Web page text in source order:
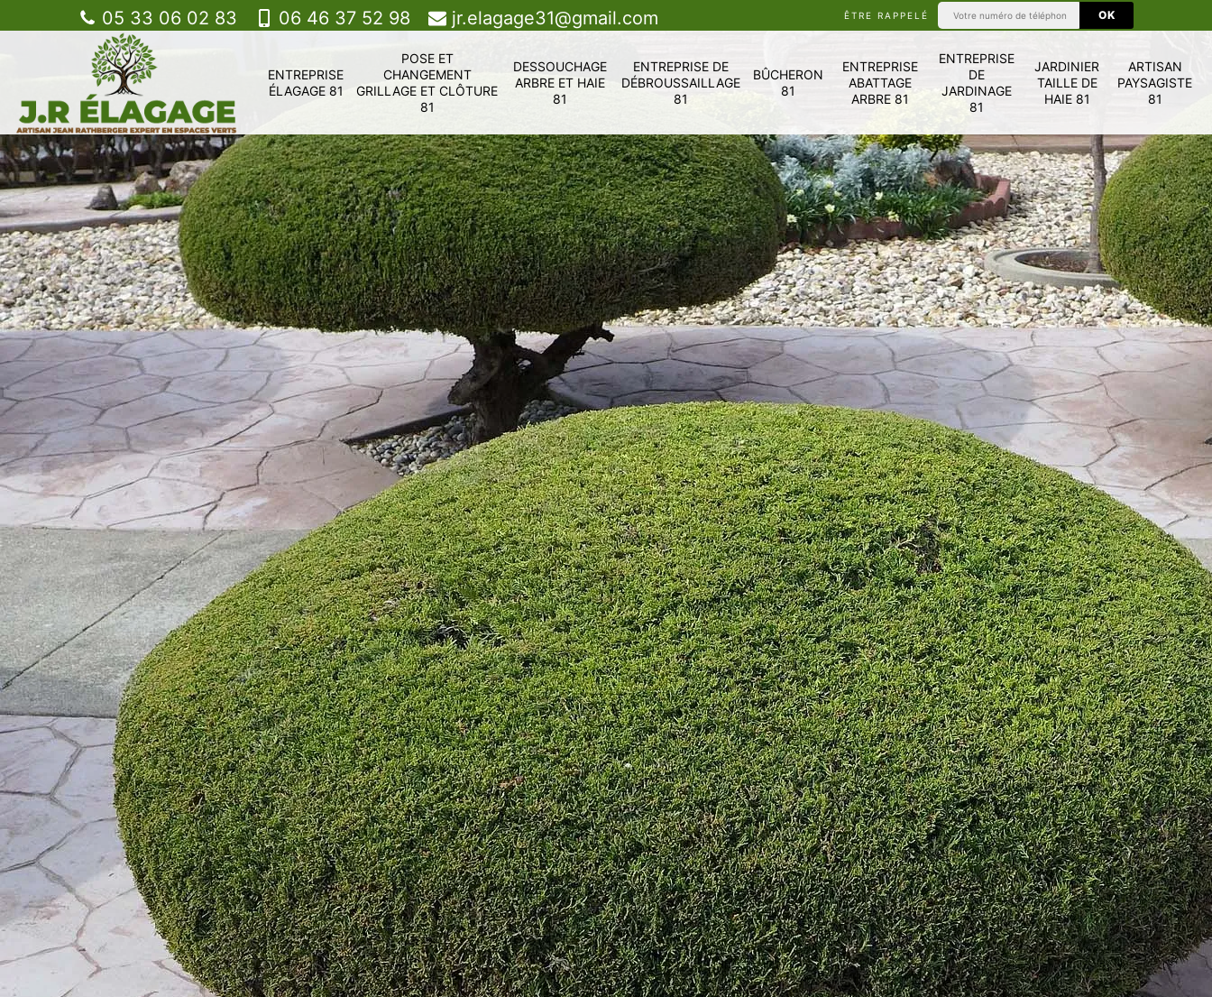
05 33 06 02 83 06 46 37 52 98 jr.elagage31@gmail.com ÊTRE RAPPELÉ
ENTREPRISE
ÉLAGAGE 81
POSE ET
CHANGEMENT
GRILLAGE ET CLÔTURE
81
DESSOUCHAGE
ARBRE ET HAIE
81
ENTREPRISE DE
DÉBROUSSAILLAGE
81
BÛCHERON
81
ENTREPRISE
ABATTAGE
ARBRE 81
ENTREPRISE
DE
JARDINAGE
81
JARDINIER
TAILLE DE
HAIE 81
ARTISAN
PAYSAGISTE
81